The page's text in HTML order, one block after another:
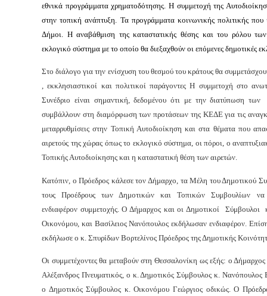
εθνικά προγράμματα χρηματοδότησης. Η συμμετοχή της
στην τοπική ανάπτυξη. Τα προγράμματα κοινωνικής πολιτικής που
Δήμοι. Η αναβάθμιση της καταστατικής θέσης και του ρόλου
εκλογικό σύστημα με το οποίο θα διεξαχθούν οι επόμενες δημοτικές
Στο διάλογο για την ενίσχυση του θεσμού του κράτους θα
, εκκλησιαστικοί και πολιτικοί παράγοντες Η συμμετοχή στο
Συνέδριο είναι σημαντική, δεδομένου ότι με την διατύπωση
συμβάλλουν στη διαμόρφωση των προτάσεων της ΚΕΔΕ για τις
μεταρρυθμίσεις στην Τοπική Αυτοδιοίκηση και στα θέματα που
αιρετούς της χώρας όπως το εκλογικό σύστημα, οι πόροι, ο
Τοπικής Αυτοδιοίκησης και η καταστατική θέση των αιρετών.
Κατόπιν, ο Πρόεδρος κάλεσε τον Δήμαρχο, τα Μέλη του Δημοτικού
τους Προέδρους των Δημοτικών και Τοπικών Συμβουλίων να
ενδιαφέρον συμμετοχής. Ο Δήμαρχος και οι Δημοτικοί Σύμβουλοι
Οικονόμου, και Βασίλειος Νανόπουλος εκδήλωσαν ενδιαφέρον.
εκδήλωσε ο κ. Σπυρίδων Βορτελίνος Πρόεδρος της Δημοτικής
Οι συμμετέχοντες θα μεταβούν στη Θεσσαλονίκη ως εξής: ο
Αλέξανδρος Πνευματικός, ο κ. Δημοτικός Σύμβουλος κ. Νανόπουλος
ο Δημοτικός Σύμβουλος κ. Οικονόμου Γεώργιος οδικώς. Ο